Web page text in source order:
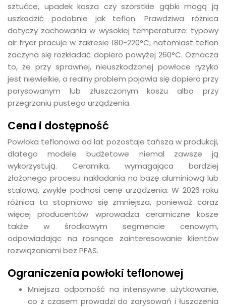
sztućce, upadek kosza czy szorstkie gąbki mogą ją
uszkodzić podobnie jak teflon. Prawdziwa różnica
dotyczy zachowania w wysokiej temperaturze: typowy
air fryer pracuje w zakresie 180-220°C, natomiast teflon
zaczyna się rozkładać dopiero powyżej 260°C. Oznacza
to, że przy sprawnej, nieuszkodzonej powłoce ryzyko
jest niewielkie, a realny problem pojawia się dopiero przy
porysowanym lub złuszczonym koszu albo przy
przegrzaniu pustego urządzenia.
Cena i dostępność
Powłoka teflonowa od lat pozostaje tańsza w produkcji,
dlatego modele budżetowe niemal zawsze ją
wykorzystują. Ceramika, wymagająca bardziej
złożonego procesu nakładania na bazę aluminiową lub
stalową, zwykle podnosi cenę urządzenia. W 2026 roku
różnica ta stopniowo się zmniejsza, ponieważ coraz
więcej producentów wprowadza ceramiczne kosze
także w środkowym segmencie cenowym,
odpowiadając na rosnące zainteresowanie klientów
rozwiązaniami bez PFAS.
Ograniczenia powłoki teflonowej
Mniejsza odporność na intensywne użytkowanie,
co z czasem prowadzi do zarysowań i łuszczenia